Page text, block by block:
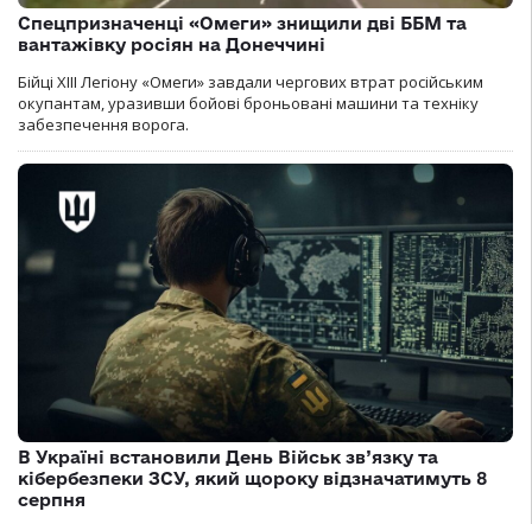
Спецпризначенці «Омеги» знищили дві ББМ та
вантажівку росіян на Донеччині
Бійці ХІІІ Легіону «Омеги» завдали чергових втрат російським
окупантам, уразивши бойові броньовані машини та техніку
забезпечення ворога.
В Україні встановили День Військ зв’язку та
кібербезпеки ЗСУ, який щороку відзначатимуть 8
серпня